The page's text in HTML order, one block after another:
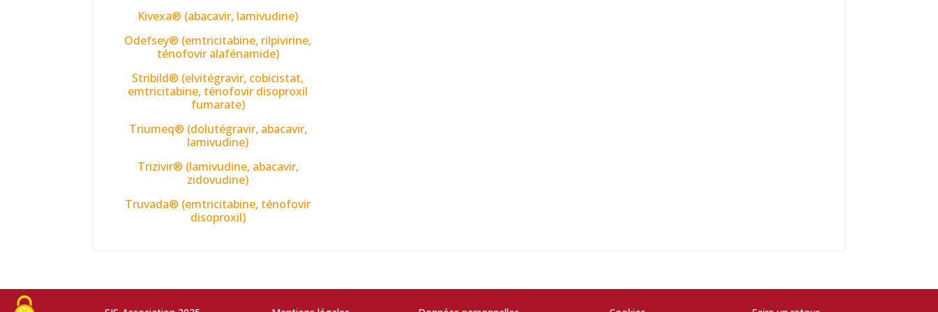
Kivexa® (abacavir, lamivudine)
Odefsey® (emtricitabine, rilpivirine,
ténofovir alafénamide)
Stribild® (elvitégravir, cobicistat,
emtricitabine, ténofovir disoproxil
fumarate)
Triumeq® (dolutégravir, abacavir,
lamivudine)
Trizivir® (lamivudine, abacavir,
zidovudine)
Truvada® (emtricitabine, ténofovir
disoproxil)